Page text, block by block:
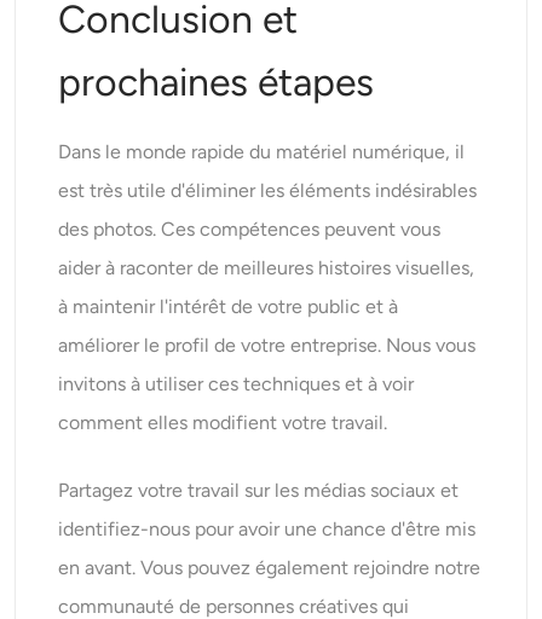
Conclusion et
prochaines étapes
Dans le monde rapide du matériel numérique, il
est très utile d'éliminer les éléments indésirables
des photos. Ces compétences peuvent vous
aider à raconter de meilleures histoires visuelles,
à maintenir l'intérêt de votre public et à
améliorer le profil de votre entreprise. Nous vous
invitons à utiliser ces techniques et à voir
comment elles modifient votre travail.
Partagez votre travail sur les médias sociaux et
identifiez-nous pour avoir une chance d'être mis
en avant. Vous pouvez également rejoindre notre
communauté de personnes créatives qui